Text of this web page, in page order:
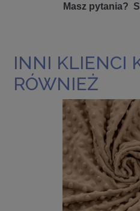
Masz pytania?
INNI KLIENCI
RÓWNIEŻ